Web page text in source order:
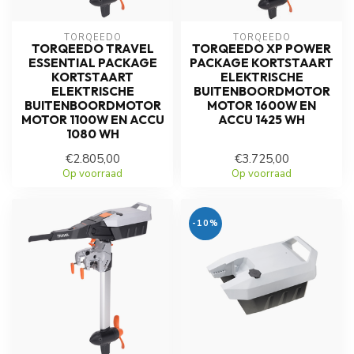
TORQEEDO
TORQEEDO TRAVEL
ESSENTIAL PACKAGE
KORTSTAART
ELEKTRISCHE
BUITENBOORDMOTOR
MOTOR 1100W EN ACCU
1080 WH
€2.805,00
Op voorraad
TORQEEDO
TORQEEDO XP POWER
PACKAGE KORTSTAART
ELEKTRISCHE
BUITENBOORDMOTOR
MOTOR 1600W EN
ACCU 1425 WH
€3.725,00
Op voorraad
-10%